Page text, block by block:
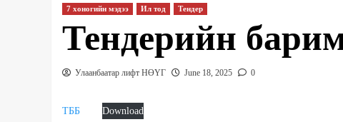
7 хоногийн мэдээ Ил тод Тендер
Тендерийн
Улаанбаатар лифт НӨҮГ June 18, 2025 0
ТББ Download